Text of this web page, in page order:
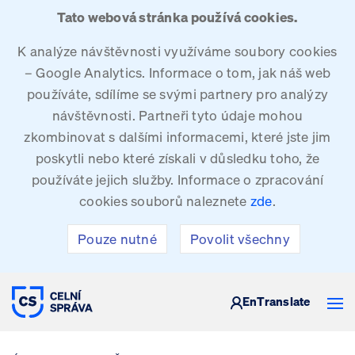
Tato webová stránka používá cookies.
K analýze návštěvnosti využíváme soubory cookies
– Google Analytics. Informace o tom, jak náš web
používáte, sdílíme se svými partnery pro analýzy
návštěvnosti. Partneři tyto údaje mohou
zkombinovat s dalšími informacemi, které jste jim
poskytli nebo které získali v důsledku toho, že
používáte jejich služby. Informace o zpracování
cookies souborů naleznete zde.
Pouze nutné Povolit všechny
CELNÍ SPRÁVA ČESKÉ REPUBLIKY
EnTranslate